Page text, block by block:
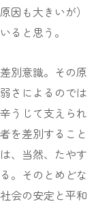
因も大きいが）
ると思う。
別意識。その原
さによるのでは
うじて支えられ
を差別すること
、当然、たやす
。そのとめどな
会の安定と平和